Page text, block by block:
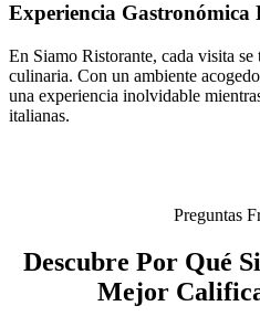
Experiencia Gastronómica
En Siamo Ristorante, cada visita
culinaria. Con un ambiente
una experiencia inolvidable
italianas.
Preguntas
Descubre Por Qué
Mejor